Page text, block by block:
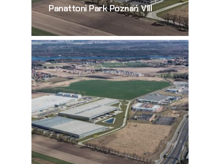
Panattoni Park Poznań VIII